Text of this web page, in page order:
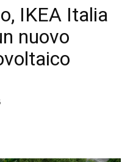
IKEA Italia
nuovo